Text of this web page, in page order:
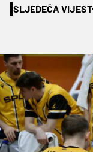
SLJEDEĆA VIJEST